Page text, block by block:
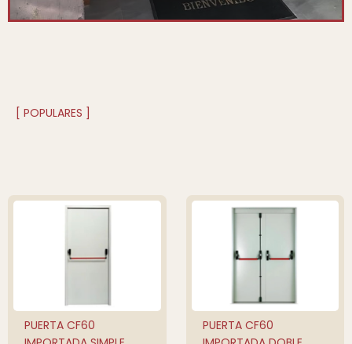
[ POPULARES ]
AÑADIR AL
CARRITO
PUERTA CF60
AÑADIR AL
CARRITO
PUERTA CF60